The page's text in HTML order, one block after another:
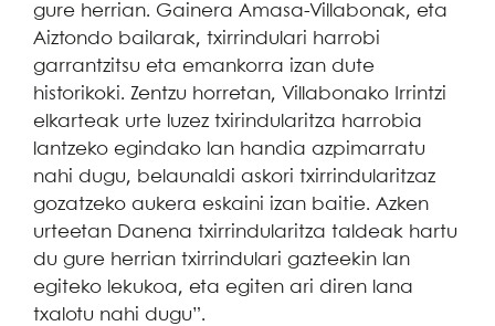
gure herrian. Gainera Amasa-Villabonak, eta
Aiztondo bailarak, txirrindulari harrobi
garrantzitsu eta emankorra izan dute
historikoki. Zentzu horretan, Villabonako Irrintzi
elkarteak urte luzez txirindularitza harrobia
lantzeko egindako lan handia azpimarratu
nahi dugu, belaunaldi askori txirrindularitzaz
gozatzeko aukera eskaini izan baitie. Azken
urteetan Danena txirrindularitza taldeak hartu
du gure herrian txirrindulari gazteekin lan
egiteko lekukoa, eta egiten ari diren lana
txalotu nahi dugu”.